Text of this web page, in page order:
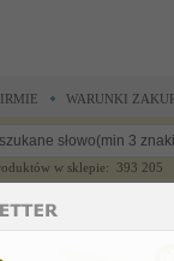
WARUNKI
w sklepie: 393 205
CZĘŚCI ZAMIENNE